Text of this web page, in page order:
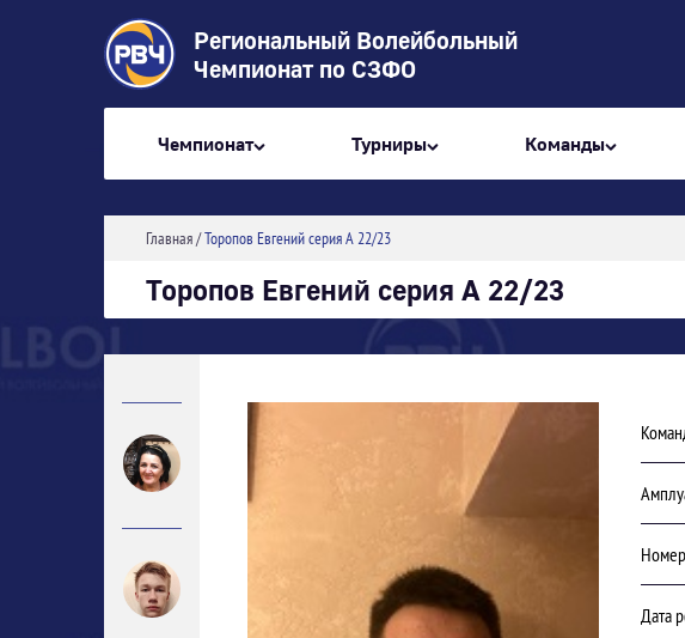
Региональный Волейбольный
Чемпионат по СЗФО
Чемпионат Турниры Команды
Главная/Торопов Евгений серия А 22/23
Торопов Евгений серия А 22/23
Номер
Дата